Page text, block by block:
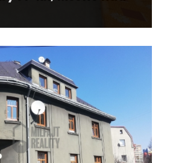
na dálku (Švýcarsko)
web nemovitosti, FB reklama
úschova kupní ceny
stěhování, vyklízení